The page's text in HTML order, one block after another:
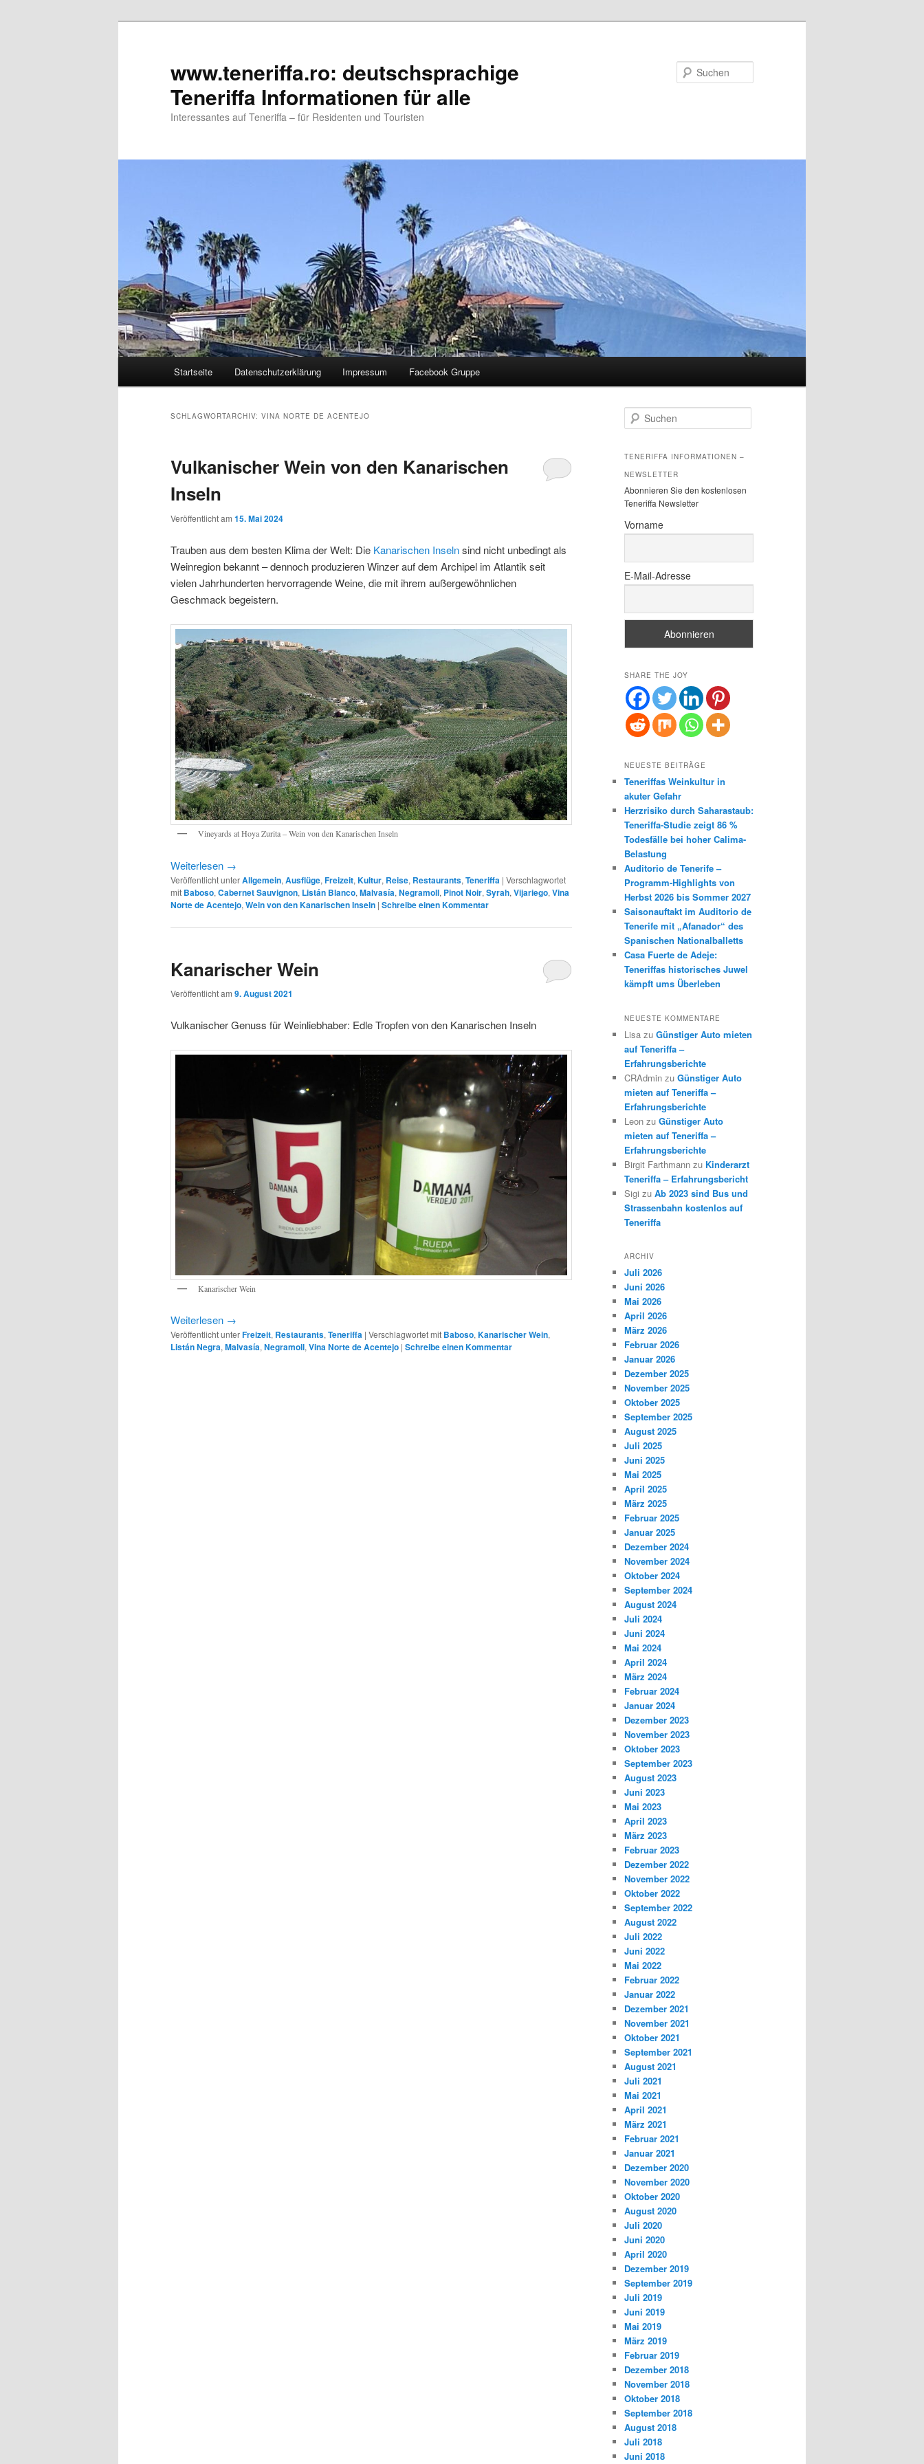
www.teneriffa.ro: deutschsprachige
Teneriffa Informationen für alle
Interessantes auf Teneriffa – für Residenten und Touristen
Zum
springen
Zum
springen
Startseite Datenschutzerklärung Impressum Facebook Gruppe
SCHLAGWORTARCHIV: VINA NORTE DE ACENTEJO
Vulkanischer Wein von den Kanarischen
Inseln
Veröffentlicht am 15. Mai 2024
Trauben aus dem besten Klima der Welt: Die Kanarischen Inselnsind nicht unbedingt als
Weinregion bekannt – dennoch produzieren Winzer auf dem Archipel im Atlantik seit
vielen Jahrhunderten hervorragende Weine, die mit ihrem außergewöhnlichen
Geschmack begeistern.
Vineyards at Hoya Zurita – Wein von den Kanarischen Inseln
Weiterlesen →
Veröffentlicht unterAllgemein, Ausflüge, Freizeit, Kultur, Reise, Restaurants, Teneriffa | Verschlagwortet
mit Baboso, Cabernet Sauvignon, Listán Blanco, Malvasía, Negramoll, Pinot Noir, Syrah, Vijariego, Vina
Norte de Acentejo, Wein von den Kanarischen Inseln | Schreibe einen Kommentar
Kanarischer Wein
Veröffentlicht am 9. August 2021
Vulkanischer Genuss für Weinliebhaber: Edle Tropfen von den Kanarischen Inseln
Kanarischer Wein
Weiterlesen →
Veröffentlicht unterFreizeit, Restaurants, Teneriffa | Verschlagwortet mit Baboso, Kanarischer Wein,
Listán Negra, Malvasía, Negramoll, Vina Norte de Acentejo | Schreibe einen Kommentar
u
h
n
TENERIFFA INFORMATIONEN –
NEWSLETTER
Abonnieren Sie den kostenlosen
Teneriffa Newsletter
Vorname
E-Mail-Adresse
SHARE THE JOY
NEUESTE BEITRÄGE
Teneriffas Weinkultur in
akuter Gefahr
Herzrisiko durch Saharastaub:
Teneriffa-Studie zeigt 86 %
Todesfälle bei hoher Calima-
Belastung
Auditorio de Tenerife –
Programm-Highlights von
Herbst 2026 bis Sommer 2027
Saisonauftakt im Auditorio de
Tenerife mit „Afanador“ des
Spanischen Nationalballetts
Casa Fuerte de Adeje:
Teneriffas historisches Juwel
kämpft ums Überleben
NEUESTE KOMMENTARE
Lisa zu Günstiger Auto mieten
auf Teneriffa –
Erfahrungsberichte
CRAdmin zu Günstiger Auto
mieten auf Teneriffa –
Erfahrungsberichte
Leon zu Günstiger Auto
mieten auf Teneriffa –
Erfahrungsberichte
Birgit Farthmann zu Kinderarzt
Teneriffa – Erfahrungsbericht
Sigi zu Ab 2023 sind Bus und
Strassenbahn kostenlos auf
Teneriffa
ARCHIV
Juli 2026
Juni 2026
Mai 2026
April 2026
März 2026
Februar 2026
Januar 2026
Dezember 2025
November 2025
Oktober 2025
September 2025
August 2025
Juli 2025
Juni 2025
Mai 2025
April 2025
März 2025
Februar 2025
Januar 2025
Dezember 2024
November 2024
Oktober 2024
September 2024
August 2024
Juli 2024
Juni 2024
Mai 2024
April 2024
März 2024
Februar 2024
Januar 2024
Dezember 2023
November 2023
Oktober 2023
September 2023
August 2023
Juni 2023
Mai 2023
April 2023
März 2023
Februar 2023
Dezember 2022
November 2022
Oktober 2022
September 2022
August 2022
Juli 2022
Juni 2022
Mai 2022
Februar 2022
Januar 2022
Dezember 2021
November 2021
Oktober 2021
September 2021
August 2021
Juli 2021
Mai 2021
April 2021
März 2021
Februar 2021
Januar 2021
Dezember 2020
November 2020
Oktober 2020
August 2020
Juli 2020
Juni 2020
April 2020
Dezember 2019
September 2019
Juli 2019
Juni 2019
Mai 2019
März 2019
Februar 2019
Dezember 2018
November 2018
Oktober 2018
September 2018
August 2018
Juli 2018
Juni 2018